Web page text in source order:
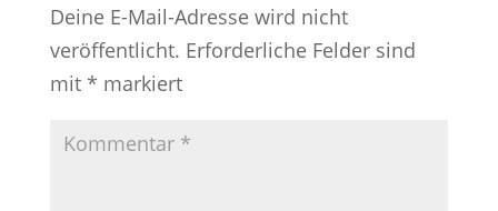
Deine E-Mail-Adresse wird nicht
veröffentlicht. Erforderliche Felder sind
mit * markiert